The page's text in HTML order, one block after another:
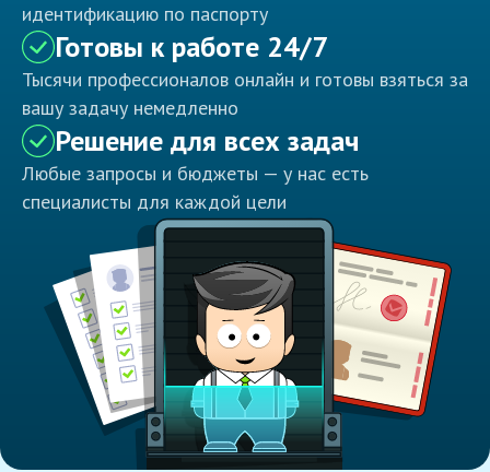
идентификацию по паспорту
Готовы к работе 24/7
Тысячи профессионалов онлайн и готовы взяться за
вашу задачу немедленно
Решение для всех задач
Любые запросы и бюджеты — у нас есть
специалисты для каждой цели